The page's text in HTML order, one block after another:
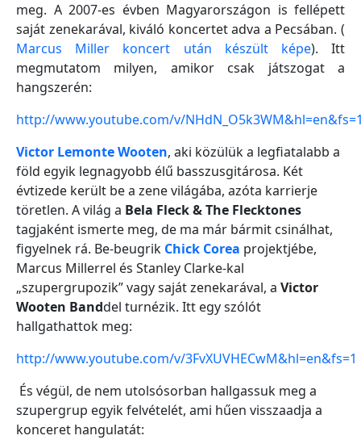
meg. A 2007-es évben Magyarországon is fellépett
saját zenekarával, kiváló koncertet adva a Pecsában. (
Marcus Miller koncert után készült képe). Itt
megmutatom milyen, amikor csak játszogat a
hangszerén:
http://www.youtube.com/v/
Victor Lemonte Wooten, aki közülük a legfiatalabb a
föld egyik legnagyobb élű basszusgitárosa. Két
évtizede került be a zene világába, azóta karrierje
töretlen. A világ a Bela Fleck & The Flecktones
tagjaként ismerte meg, de ma már bármit csinálhat,
figyelnek rá. Be-beugrik Chick Corea projektjébe,
Marcus Millerrel és Stanley Clarke-kal
„szupergrupozik” vagy saját zenekarával, a Victor
Wooten Banddel turnézik. Itt egy szólót
hallgathattok meg:
http://www.youtube.com/v/3FvXUVHECwM&hl=en&fs=1
És végül, de nem utolsósorban hallgassuk meg a
szupergrup egyik felvételét, ami hűen visszaadja a
konceret hangulatát: